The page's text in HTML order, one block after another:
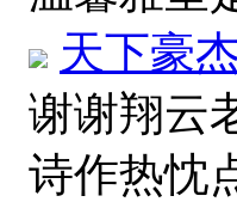
天下豪
谢谢翔云
诗作热忱